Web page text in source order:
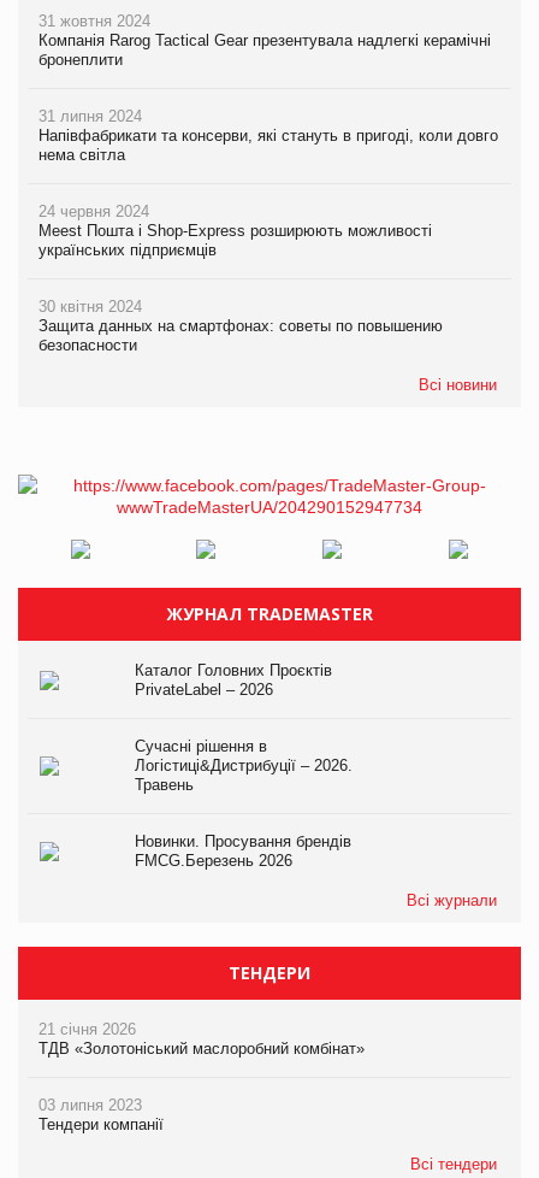
31 жовтня 2024
Компанія Rarog Tactical Gear презентувала надлегкі керамічні
бронеплити
31 липня 2024
Напівфабрикати та консерви, які стануть в пригоді, коли довго
нема світла
24 червня 2024
Meest Пошта і Shop-Express розширюють можливості
українських підприємців
30 квітня 2024
Защита данных на смартфонах: советы по повышению
безопасности
Всі новини
ЖУРНАЛ TRADEMASTER
Каталог Головних Проєктів
PrivateLabel – 2026
Сучасні рішення в
Логістиці&Дистрибуції – 2026.
Травень
Новинки. Просування брендів
FMCG.Березень 2026
Всі журнали
ТЕНДЕРИ
21 січня 2026
ТДВ «Золотоніський маслоробний комбінат»
03 липня 2023
Тендери компанії
Всі тендери